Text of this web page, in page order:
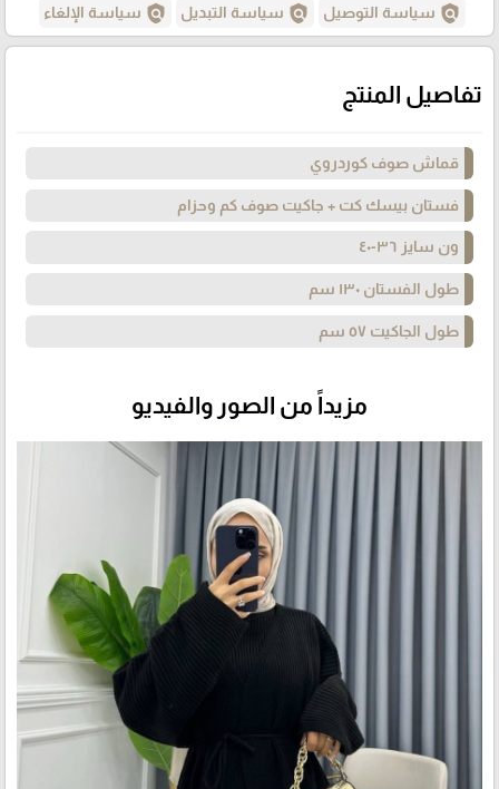
policy سياسة التوصيل policy سياسة التبديل policy سياسة الإلغاء
تفاصيل المنتج
قماش صوف كوردروي
فستان بيسك كت + جاكيت صوف كم وحزام
ون سايز ٣٦-٤٠
طول الفستان ١٣٠ سم
طول الجاكيت ٥٧ سم
مزيداً من الصور والفيديو